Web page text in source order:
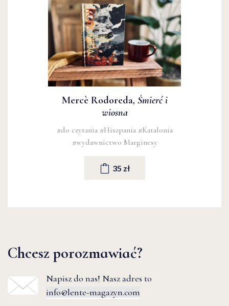
Mercè Rodoreda, Śmierć i
wiosna
#do czytania #Hiszpania #Katalonia
#wydawnictwo Marginesy
35 zł
Chcesz porozmawiać?
Napisz do nas! Nasz adres to
info@lente-magazyn.com